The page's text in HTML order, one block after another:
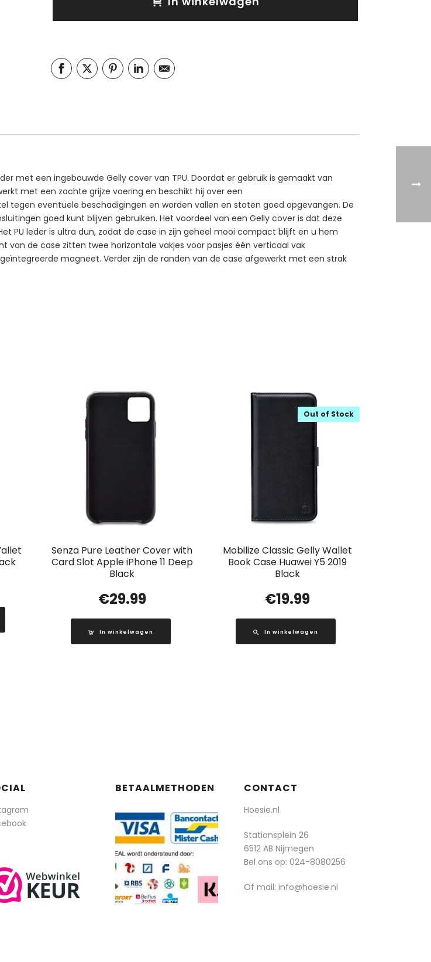
met een ingebouwde Gelly cover van TPU. Doordat er gebruik is gemaakt van
met een zachte grijze voering en beschikt hij over een
tegen eventuele beschadigingen en worden vallen en stoten goed opgevangen. De
goed kunt blijven gebruiken. Het voordeel van een Gelly cover is dat deze
PU leder is ultra dun, zodat de case in zijn geheel mooi compact blijft en u hem
van de case zitten twee horizontale vakjes voor pasjes één verticaal vak
magneet. Verder zijn de randen van de case afgewerkt met een strak
Senza Pure Leather Cover with
Card Slot Apple iPhone 11 Deep
Black
€29.99
In winkelwagen
Mobilize Classic Gelly Wallet
Book Case Huawei Y5 2019
Black
Out of Stock
€19.99
In winkelwagen
BETAALMETHODEN CONTACT
Hoesie.nl
Stationsplein 26
6512 AB Nijmegen
Bel ons op: 024-8080256
Of mail: info@hoesie.nl